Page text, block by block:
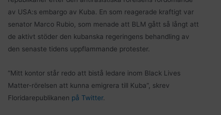
av USA:s embargo av Kuba. En som reagerade kraftigt var
senator Marco Rubio, som menade att BLM gått så långt att
de aktivt stöder den kubanska regeringens behandling av
den senaste tidens uppflammande protester.
”Mitt kontor står redo att bistå ledare inom Black Lives
Matter-rörelsen att kunna emigrera till Kuba”, skrev
Floridarepublikanen på Twitter.